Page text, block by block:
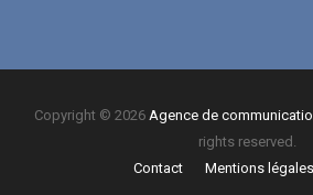
Copyright © 2026 Agence de
rights reserved.
Contact
Mentions légales